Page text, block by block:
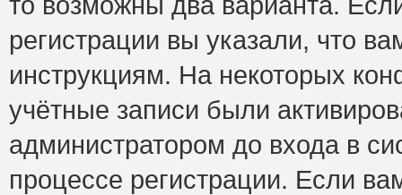
регистрации вы указали, что
инструкциям. На некоторых
учётные записи были
администратором до входа в
процессе регистрации. Если